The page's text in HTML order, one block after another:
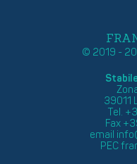
© 2019 -
39011
Tel.
Fax
email
PEC